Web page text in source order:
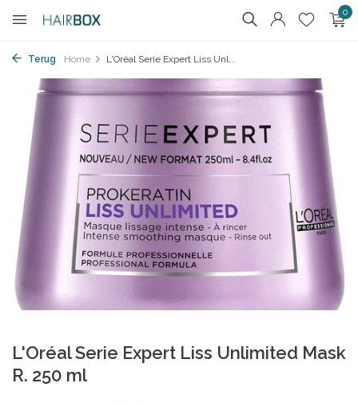
0
Terug Home L'Oréal Serie Expert Liss Unl...
L'Oréal Serie Expert Liss Unlimited Mask
R. 250 ml